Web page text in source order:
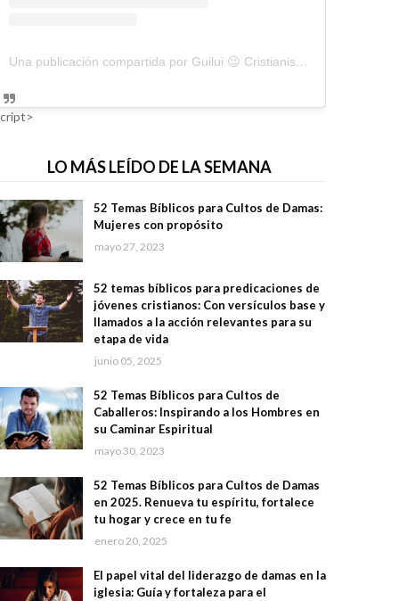
Una publicación compartida por Guilui 😉 Cristianismo Viral (@guiluiviral)
LO MÁS LEÍDO DE LA SEMANA
52 Temas Bíblicos para Cultos de Damas:
Mujeres con propósito
mayo 27, 2023
52 temas bíblicos para predicaciones de
jóvenes cristianos: Con versículos base y
llamados a la acción relevantes para su
etapa de vida
junio 05, 2025
52 Temas Bíblicos para Cultos de
Caballeros: Inspirando a los Hombres en
su Caminar Espiritual
mayo 30, 2023
52 Temas Bíblicos para Cultos de Damas
en 2025. Renueva tu espíritu, fortalece
tu hogar y crece en tu fe
enero 20, 2025
El papel vital del liderazgo de damas en la
iglesia: Guía y fortaleza para el